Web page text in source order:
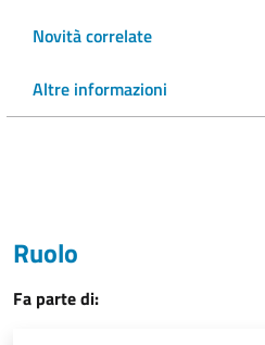
Novità correlate
Altre informazioni
Ruolo
Fa parte di: